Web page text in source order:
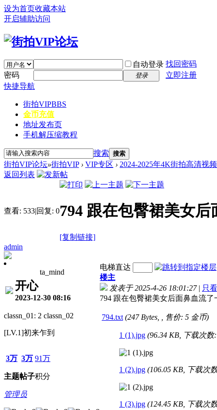
设为首页收藏本站
开启辅助访问
自动登录 找回密码
密码
登录
立即注册
快捷导航
街拍VIPBBS
金币充值
地址发布页
手机解压缩教程
搜索 搜索
街拍VIP论坛»街拍VIP › VIP专区 › 2024-2025年4K街拍高清视
返回列表
查看: 533|回复: 0794 跟在包臀裙美女
[复制链接]
admin
ta_mind
开心
2023-12-30 08:16
classn_01: 2 classn_02
[LV.1]初来乍到
3万
主题
3万
帖子
91万
积分
管理员
电梯直达
楼主
发表于 2025-4-26 18:01:27 | 只
794 跟在包臀裙美女后面鼻血流了
794.txt (247 Bytes, , 售价: 5 金币)
1 (1).jpg (96.34 KB, 下载次数
1 (2).jpg (106.05 KB, 下载次
1 (3).jpg (124.45 KB, 下载次